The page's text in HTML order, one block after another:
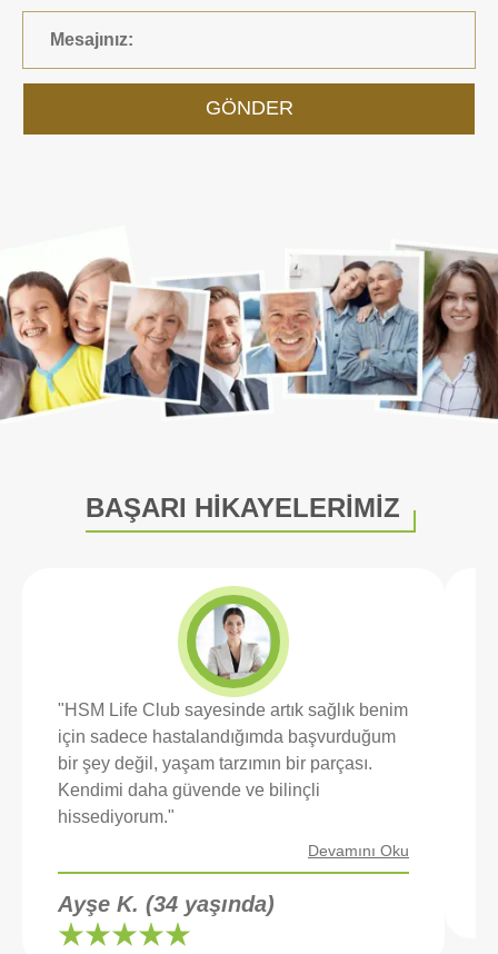
GÖNDER
BAŞARI HİKAYELERİMİZ
"HSM Life Club sayesinde artık sağlık benim
için sadece hastalandığımda başvurduğum
bir şey değil, yaşam tarzımın bir parçası.
Kendimi daha güvende ve bilinçli
hissediyorum."
Devamını Oku
Ayşe K. (34 yaşında)